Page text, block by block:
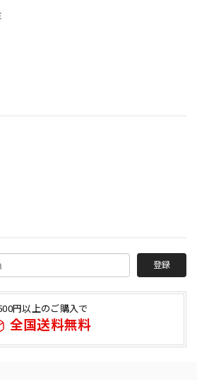
登録
円以上のご購入で
全国送料無料